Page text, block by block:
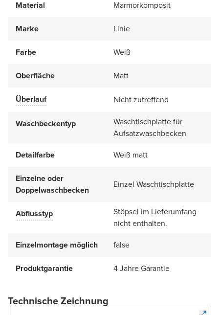
Material Marmorkomposit
Marke Linie
Farbe Weiß
Oberfläche Matt
Überlauf Nicht zutreffend
Waschbeckentyp
Waschtischplatte für
Aufsatzwaschbecken
Detailfarbe
Weiß matt
Einzelne oder
Doppelwaschbecken
Einzel Waschtischplatte
Abflusstyp
Stöpsel im Lieferumfang
nicht enthalten.
Einzelmontage möglich
false
Produktgarantie 4 Jahre Garantie
Technische Zeichnung